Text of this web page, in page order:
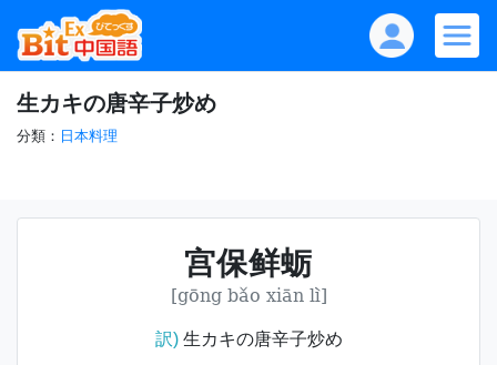
生カキの唐辛子炒め
分類： 日本料理
宫保鲜蛎
[gōng bǎo xiān lì]
訳)生カキの唐辛子炒め